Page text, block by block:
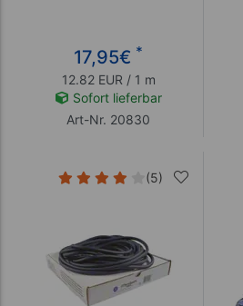
17,95€ *
12.82 EUR / 1 m
Sofort lieferbar
Art-Nr. 20830
(5)